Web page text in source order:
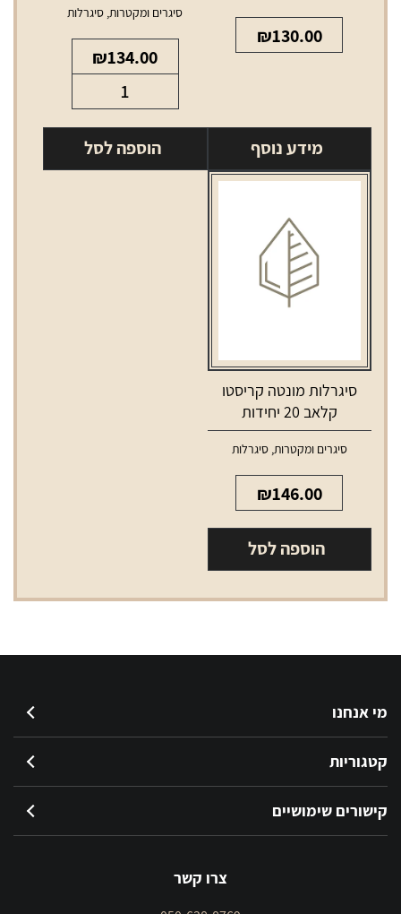
₪130.00
מידע נוסף
סיגרים ומקטרות, סיגרלות
₪134.00
של
סיגרילות
רומיאו
הוספה לסל
סיגרלות מונטה קריסטו
קלאב 20 יחידות
סיגרים ומקטרות,סיגרלות
₪146.00
הוספה לסל
מי אנחנו
קטגוריות
קישורים שימושיים
צרו קשר